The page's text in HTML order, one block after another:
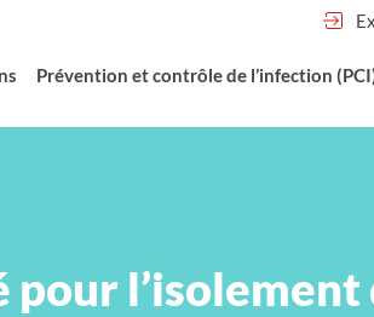
Prévention et contrôle de l’infection
l’isolement